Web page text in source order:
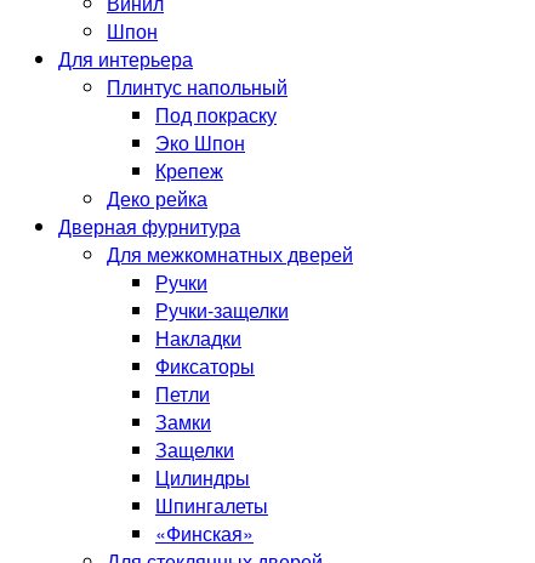
Шпон
Для интерьера
Плинтус напольный
Под покраску
Эко Шпон
Крепеж
Деко рейка
Дверная фурнитура
Для межкомнатных дверей
Ручки
Ручки-защелки
Накладки
Фиксаторы
Петли
Замки
Защелки
Цилиндры
Шпингалеты
«Финская»